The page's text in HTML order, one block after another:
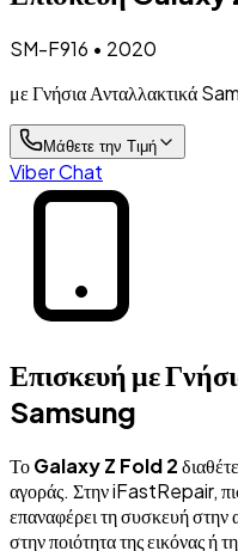
SM-F916 • 2020
με Γνήσια Ανταλλακτικά
Μάθετε την Τιμή
Viber Chat
Επισκευή με
Samsung
ΤοGalaxy Z Fold 2
αγοράς. Στην iFastRepair,
επαναφέρει τη συσκευή στην
στην ποιότητα της εικόνας ή